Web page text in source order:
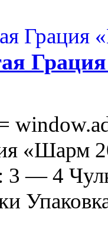
«Шарм
3 — 4